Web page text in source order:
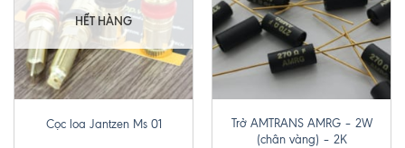
HẾT HÀNG
Cọc loa Jantzen Ms 01
Trở AMTRANS AMRG – 2W
(chân vàng) – 2K